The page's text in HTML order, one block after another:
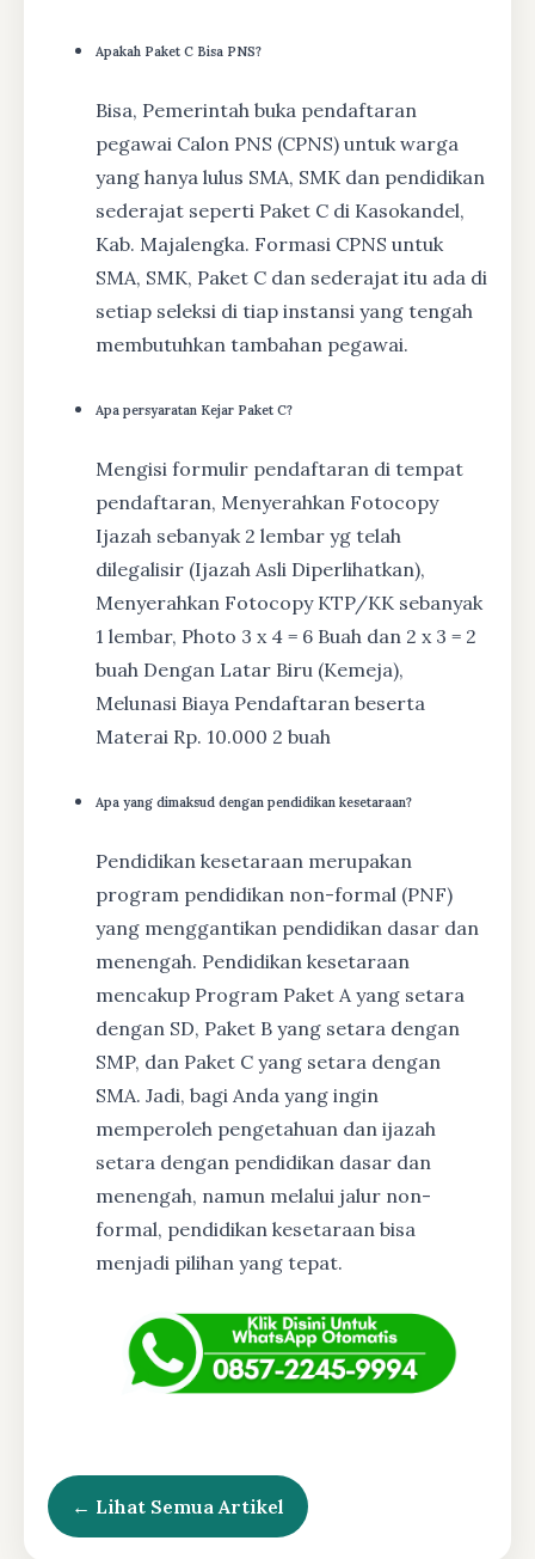
Apakah Paket C Bisa PNS?
Bisa, Pemerintah buka pendaftaran
pegawai Calon PNS (CPNS) untuk warga
yang hanya lulus SMA, SMK dan pendidikan
sederajat seperti Paket C di Kasokandel,
Kab. Majalengka. Formasi CPNS untuk
SMA, SMK, Paket C dan sederajat itu ada di
setiap seleksi di tiap instansi yang tengah
membutuhkan tambahan pegawai.
Apa persyaratan Kejar Paket C?
Mengisi formulir pendaftaran di tempat
pendaftaran, Menyerahkan Fotocopy
Ijazah sebanyak 2 lembar yg telah
dilegalisir (Ijazah Asli Diperlihatkan),
Menyerahkan Fotocopy KTP/KK sebanyak
1 lembar, Photo 3 x 4 = 6 Buah dan 2 x 3 = 2
buah Dengan Latar Biru (Kemeja),
Melunasi Biaya Pendaftaran beserta
Materai Rp. 10.000 2 buah
Apa yang dimaksud dengan pendidikan kesetaraan?
Pendidikan kesetaraan merupakan
program pendidikan non-formal (PNF)
yang menggantikan pendidikan dasar dan
menengah. Pendidikan kesetaraan
mencakup Program Paket A yang setara
dengan SD, Paket B yang setara dengan
SMP, dan Paket C yang setara dengan
SMA. Jadi, bagi Anda yang ingin
memperoleh pengetahuan dan ijazah
setara dengan pendidikan dasar dan
menengah, namun melalui jalur non-
formal, pendidikan kesetaraan bisa
menjadi pilihan yang tepat.
← Lihat Semua Artikel